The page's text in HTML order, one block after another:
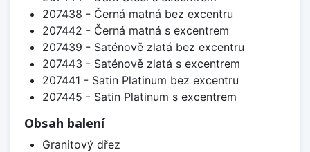
207438 - Černá matná bez excentru
207442 - Černá matná s excentrem
207439 - Saténově zlatá bez excentru
207443 - Saténově zlatá s excentrem
207441 - Satin Platinum bez excentru
207445 - Satin Platinum s excentrem
Obsah balení
Granitový dřez